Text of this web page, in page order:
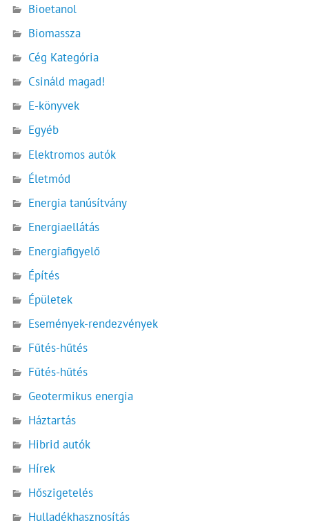
Bioetanol
Biomassza
Cég Kategória
Csináld magad!
E-könyvek
Egyéb
Elektromos autók
Életmód
Energia tanúsítvány
Energiaellátás
Energiafigyelő
Építés
Épületek
Események-rendezvények
Fűtés-hűtés
Fűtés-hűtés
Geotermikus energia
Háztartás
Hibrid autók
Hírek
Hőszigetelés
Hulladékhasznosítás